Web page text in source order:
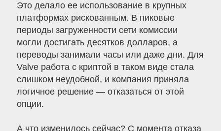
Это делало ее использование в крупных
платформах рискованным. В пиковые
периоды загруженности сети комиссии
могли достигать десятков долларов, а
переводы занимали часы или даже дни. Для
Valve работа с криптой в таком виде стала
слишком неудобной, и компания приняла
логичное решение — отказаться от этой
опции.
А что изменилось сейчас? С момента отказа